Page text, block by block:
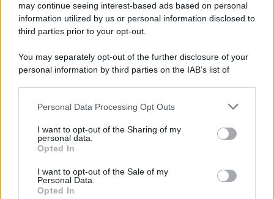
may continue seeing interest-based ads based on personal
information utilized by us or personal information disclosed to
third parties prior to your opt-out.
You may separately opt-out of the further disclosure of your
personal information by third parties on the IAB’s list of
This information may also be disclosed by us to third parties
disclose it to other third parties.
Please note that this website/app uses one or more Google
services and may gather and store information including but
not limited to your visit or usage behaviour. You may click to
grant or deny consent to Google and its third-party tags to
Personal Data Processing Opt Outs
I want to opt-out of the Sharing of my
personal data.
Opted In
I want to opt-out of the Sale of my
Personal Data.
Opted In
Lo sapevi che...
Mai così tante città italiane tra le più
care d’Europa: la classifica 2026 fa
discutere
Rientro dalla Spagna, attenzione ai
controlli: cosa cambia negli aeroporti
italiani
Meteo weekend 7-9 agosto: il
secondo di agosto porta grosse novità